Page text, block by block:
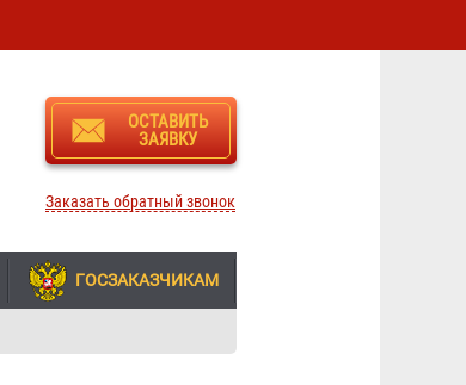
ОСТАВИТЬ
ЗАЯВКУ
Заказать обратный звонок
ГОСЗАКАЗЧИКАМ